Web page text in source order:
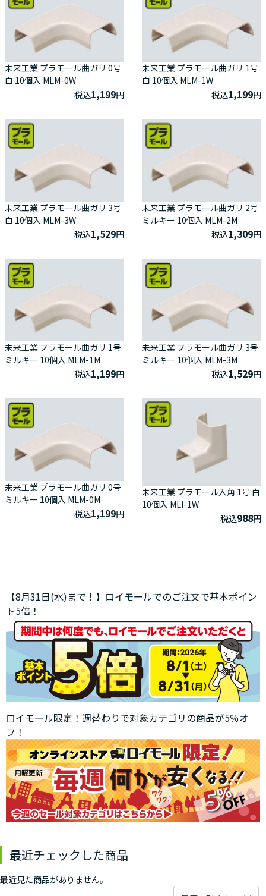
未来工業 プラモール曲ガリ 0号
白 10個入 MLM-0W
税込1,199円
未来工業 プラモール曲ガリ 1号
白 10個入 MLM-1W
税込1,199円
未来工業 プラモール曲ガリ 3号
白 10個入 MLM-3W
税込1,529円
未来工業 プラモール曲ガリ 2号
ミルキー 10個入 MLM-2M
税込1,309円
未来工業 プラモール曲ガリ 1号
ミルキー 10個入 MLM-1M
税込1,199円
未来工業 プラモール曲ガリ 3号
ミルキー 10個入 MLM-3M
税込1,529円
未来工業 プラモール曲ガリ 0号
ミルキー 10個入 MLM-0M
税込1,199円
未来工業 プラモール入角 1号 白
10個入 MLI-1W
税込988円
【8月31日(水)まで！】ロイモールでのご注文で基本ポイン
ト5倍！
ロイモール限定！週替わりで対象カテゴリの商品が5％オ
フ！
最近チェックした商品
最近見た商品がありません。